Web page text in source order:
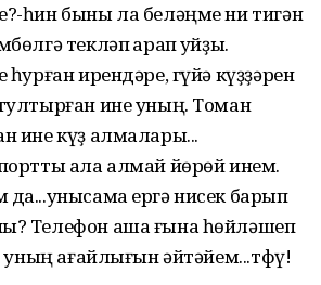
һин быны ла беләңме ни тигән
текләп ҡарап ҡуйҙы.
һурған ирендәре, гүйә күҙҙәрен
ине уның. Томан
ине күҙ алмалары...
ала алмай йөрөй инем.
ергә нисек барып
Телефон аша ғына һөйләшеп
уның ағайлығын әйтәйем...тфү!